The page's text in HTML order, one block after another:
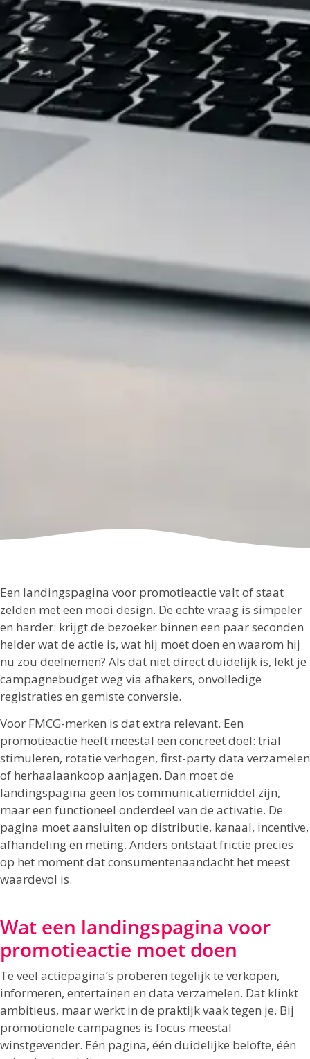
Een landingspagina voor promotieactie valt of staat
zelden met een mooi design. De echte vraag is simpeler
en harder: krijgt de bezoeker binnen een paar seconden
helder wat de actie is, wat hij moet doen en waarom hij
nu zou deelnemen? Als dat niet direct duidelijk is, lekt je
campagnebudget weg via afhakers, onvolledige
registraties en gemiste conversie.
Voor FMCG-merken is dat extra relevant. Een
promotieactie heeft meestal een concreet doel: trial
stimuleren, rotatie verhogen, first-party data verzamelen
of herhaalaankoop aanjagen. Dan moet de
landingspagina geen los communicatiemiddel zijn,
maar een functioneel onderdeel van de activatie. De
pagina moet aansluiten op distributie, kanaal, incentive,
afhandeling en meting. Anders ontstaat frictie precies
op het moment dat consumentenaandacht het meest
waardevol is.
Wat een landingspagina voor
promotieactie moet doen
Te veel actiepagina’s proberen tegelijk te verkopen,
informeren, entertainen en data verzamelen. Dat klinkt
ambitieus, maar werkt in de praktijk vaak tegen je. Bij
promotionele campagnes is focus meestal
winstgevender. Eén pagina, één duidelijke belofte, één